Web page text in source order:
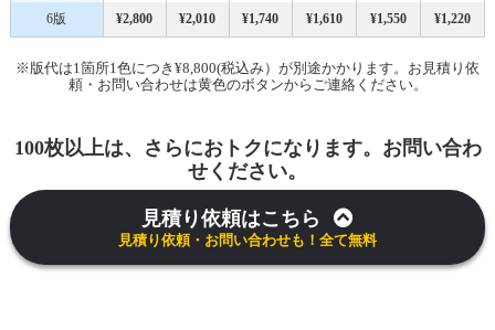
6版 ¥2,800 ¥2,010 ¥1,740 ¥1,610 ¥1,550 ¥1,220
※版代は1箇所1色につき¥8,800(税込み）が別途かかります。お見積り依
頼・お問い合わせは黄色のボタンからご連絡ください。
100枚以上は、さらにおトクになります。お問い合わ
せください。
見積り依頼はこちら
見積り依頼・お問い合わせも！全て無料